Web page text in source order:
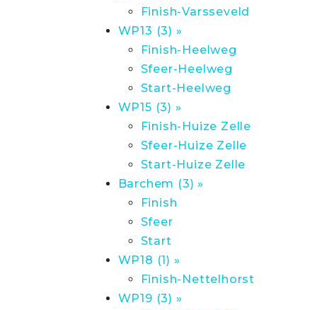
Finish-Varsseveld
WP13 (3) »
Finish-Heelweg
Sfeer-Heelweg
Start-Heelweg
WP15 (3) »
Finish-Huize Zelle
Sfeer-Huize Zelle
Start-Huize Zelle
Barchem (3) »
Finish
Sfeer
Start
WP18 (1) »
Finish-Nettelhorst
WP19 (3) »